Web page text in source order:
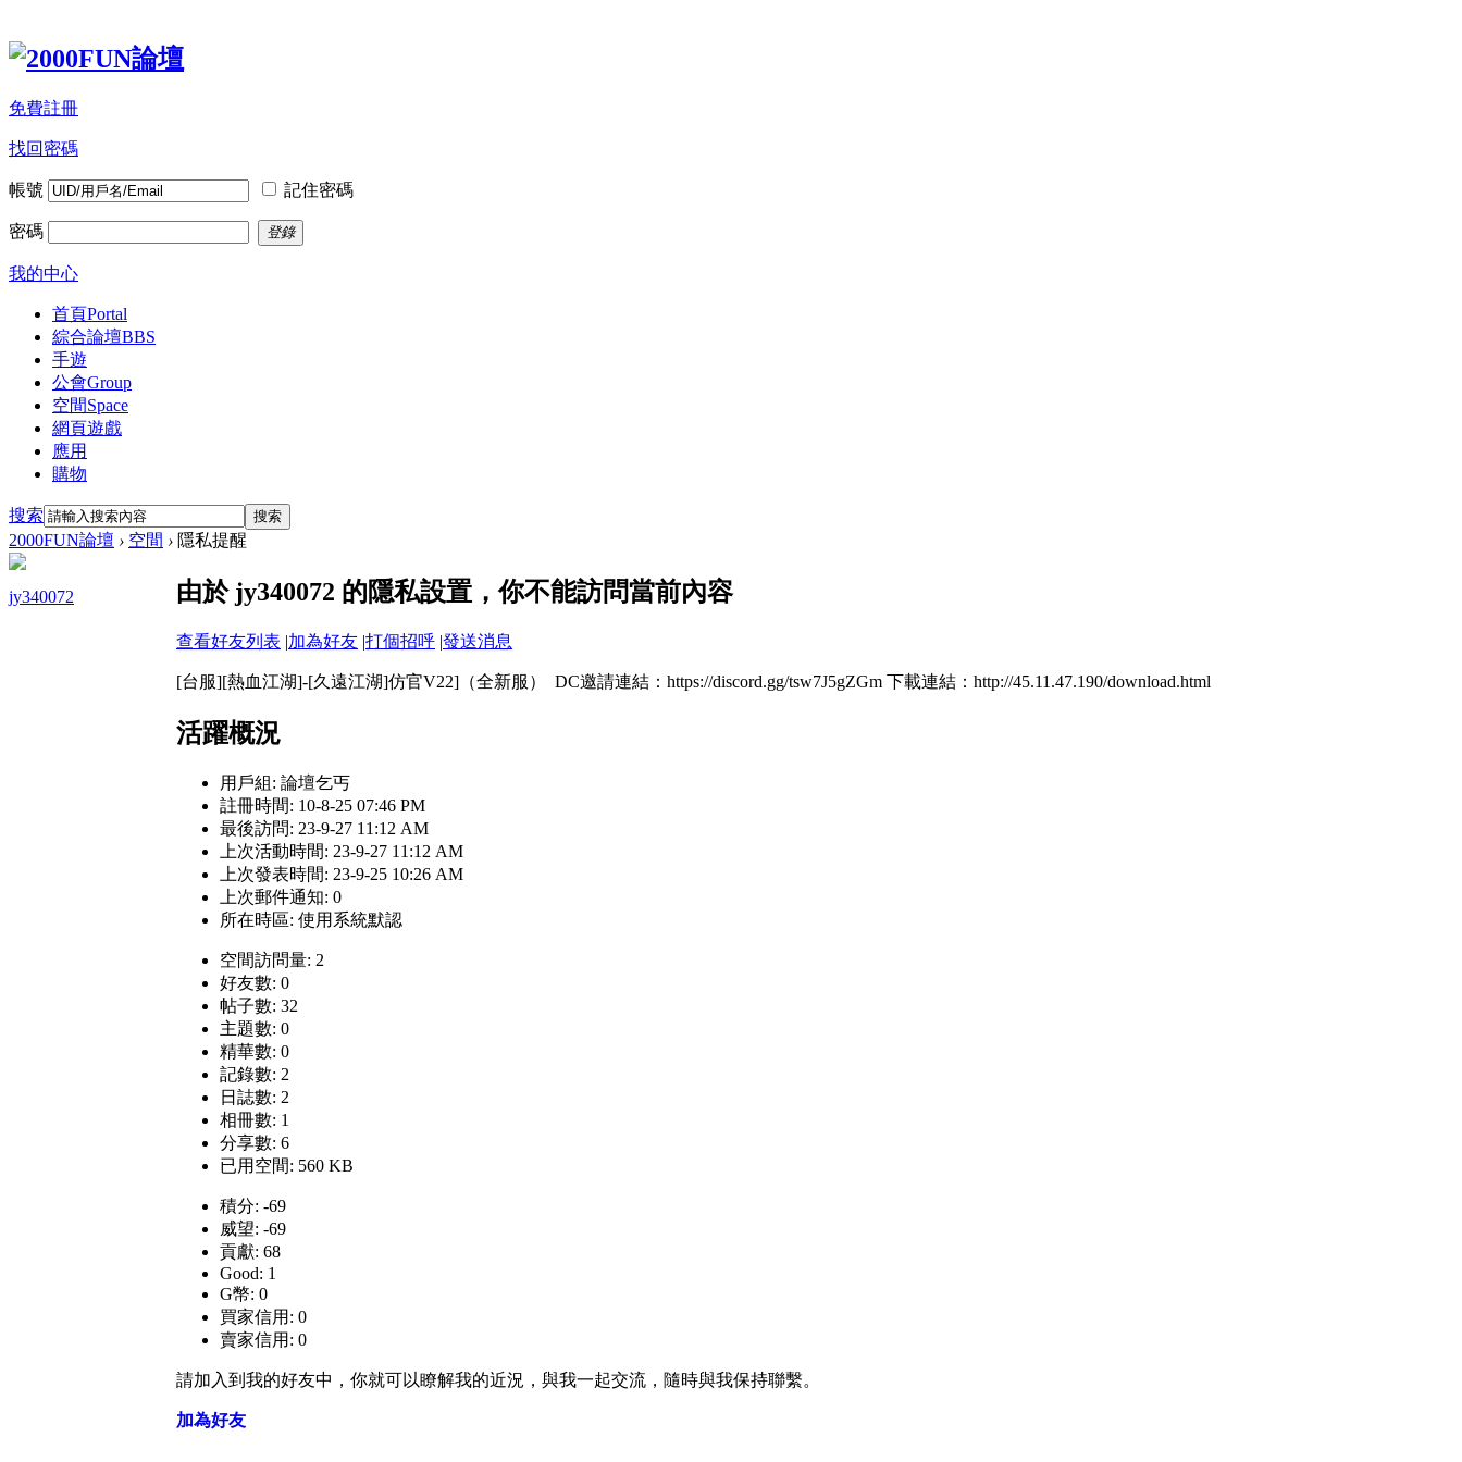
免費註冊
找回密碼
帳號 記住密碼
密碼 登錄
我的中心
首頁Portal
綜合論壇BBS
手遊
公會Group
空間Space
網頁遊戲
應用
購物
搜索 搜索
2000FUN論壇 › 空間 › 隱私提醒
jy340072 由於 jy340072 的隱私設置，你不能訪問當前內容
查看好友列表 |加為好友 |打個招呼 |發送消息
[台服][熱血江湖]-[久遠江湖]仿官V22]（全新服） DC邀請連結：https://discord.gg/tsw7J5gZGm 下載連結：http://45.11.47.190/download.html
活躍概況
用戶組: 論壇乞丐
註冊時間: 10-8-25 07:46 PM
最後訪問: 23-9-27 11:12 AM
上次活動時間: 23-9-27 11:12 AM
上次發表時間: 23-9-25 10:26 AM
上次郵件通知: 0
所在時區: 使用系統默認
空間訪問量: 2
好友數: 0
帖子數: 32
主題數: 0
精華數: 0
記錄數: 2
日誌數: 2
相冊數: 1
分享數: 6
已用空間: 560 KB
積分: -69
威望: -69
貢獻: 68
Good: 1
G幣: 0
買家信用: 0
賣家信用: 0
請加入到我的好友中，你就可以瞭解我的近況，與我一起交流，隨時與我保持聯繫。
加為好友